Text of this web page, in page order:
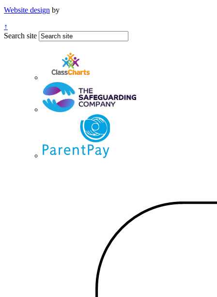
Website design by
↑
Search site